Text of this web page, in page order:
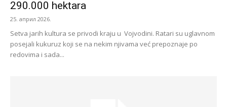
290.000 hektara
25. април 2026.
Setva jarih kultura se privodi kraju u Vojvodini. Ratari su uglavnom
posejali kukuruz koji se na nekim njivama već prepoznaje po
redovima i sada...